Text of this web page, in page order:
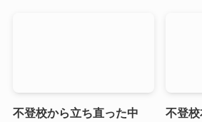
不登校から立ち直った中
不登